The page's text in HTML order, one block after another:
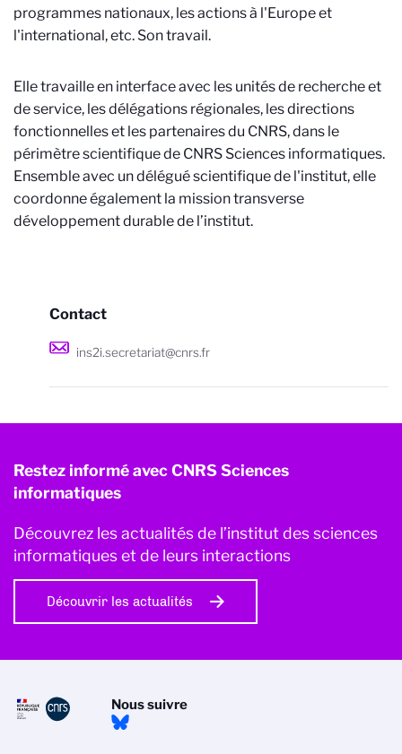
programmes nationaux, les actions à l'Europe et
l'international, etc. Son travail.
Elle travaille en interface avec les unités de recherche et
de service, les délégations régionales, les directions
fonctionnelles et les partenaires du CNRS, dans le
périmètre scientifique de CNRS Sciences informatiques.
Ensemble avec un délégué scientifique de l'institut, elle
coordonne également la mission transverse
développement durable de l’institut.
Contact
ins2i.secretariat@cnrs.fr
Restez informé avec CNRS Sciences
informatiques
Découvrez les actualités de l’institut des sciences
informatiques et de leurs interactions
Découvrir les actualités
Nous suivre